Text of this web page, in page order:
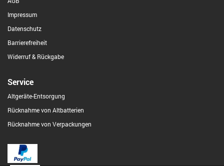
Impressum
Datenschutz
Barrierefreiheit
Widerruf & Rückgabe
Service
Altgeräte-Entsorgung
Rücknahme von Altbatterien
Rücknahme von Verpackungen